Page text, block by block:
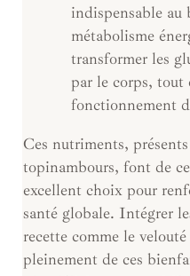
indispensable
métabolisme
transformer les
par le corps, tout
fonctionnement
Ces nutriments,
topinambours, font de
excellent choix pour
santé globale. Intégrer
recette comme le
pleinement de ces